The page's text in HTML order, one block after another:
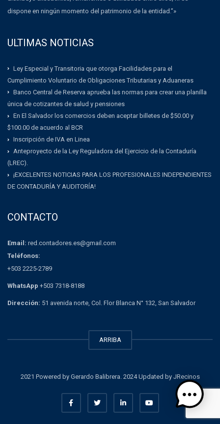
dispone en ningún momento del patrimonio de la entidad.”»
ULTIMAS NOTICIAS
Ley Especial y Transitoria que otorga Facilidades para el
Cumplimiento Voluntario de Obligaciones Tributarias y Aduaneras
Banco Central de Reserva aprueba las normas para crear una planilla
única de cotizantes de salud y pensiones
En El Salvador los comercios deben aceptar billetes de $50.00 y
$100.00 de acuerdo al BCR
Inscripción de IVA en Linea
Anteproyecto de la Ley Reguladora del Ejercicio de la Contaduría
(LREC).
¡EXCELENTES NOTICIAS PARA LOS PROFESIONALES INDEPENDIENTES
DE CONTADURÍA Y AUDITORÍA!
CONTACTO
Email: red.contadores.es@gmail.com
Teléfonos:
+503 2225-2789
WhatsApp +503 7318-8188
Dirección: 51 avenida norte, Col. Flor Blanca N° 132, San Salvador
ARRIBA
2021 Powered by Gerardo Balibrera. 2024 Updated by JRecinos